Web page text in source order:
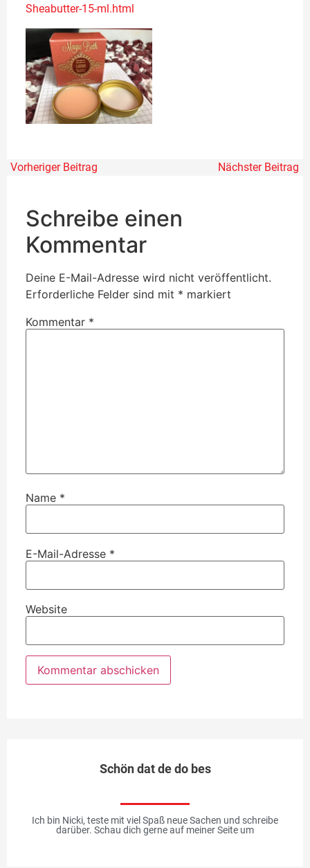
Sheabutter-15-ml.html
Vorheriger Beitrag Nächster Beitrag
Schreibe einen
Kommentar
Deine E-Mail-Adresse wird nicht veröffentlicht.
Erforderliche Felder sind mit * markiert
Kommentar *
Name *
E-Mail-Adresse *
Website
Schön dat de do bes
Ich bin Nicki, teste mit viel Spaß neue Sachen und schreibe
darüber. Schau dich gerne auf meiner Seite um